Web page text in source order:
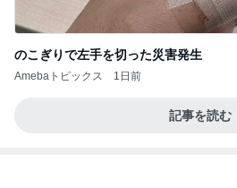
のこぎりで左手を切った災害発生
Amebaトピックス 1日前
記事を読む